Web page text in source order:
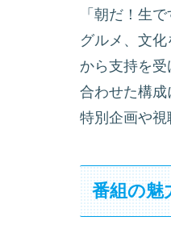
「朝だ！生
グルメ、文
から支持を
合わせた構
特別企画や
番組の魅